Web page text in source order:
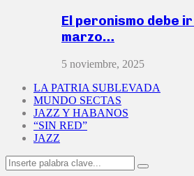
El peronismo debe
marzo…
5 noviembre, 2025
LA PATRIA SUBLEVADA
MUNDO SECTAS
JAZZ Y HABANOS
“SIN RED”
JAZZ
Search
for:
Search